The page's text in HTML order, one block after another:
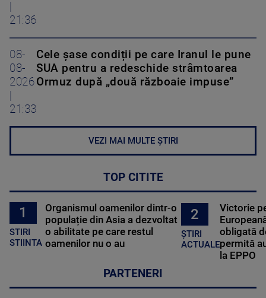
21:36
08-
08-
2026
21:33
Cele șase condiții pe care Iranul le pune
SUA pentru a redeschide strâmtoarea
Ormuz după „două războaie impuse”
VEZI MAI MULTE ȘTIRI
TOP CITITE
1
STIRI
STIINTA
Organismul oamenilor dintr-o
populație din Asia a dezvoltat
o abilitate pe care restul
oamenilor nu o au
2
ȘTIRI
ACTUALE
Victorie
obligată
permită
la EPPO
PARTENERI